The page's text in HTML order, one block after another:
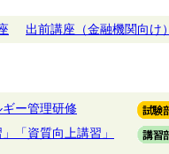
出前講座（金融機関向け）
ー管理研修
「資質向上講習」